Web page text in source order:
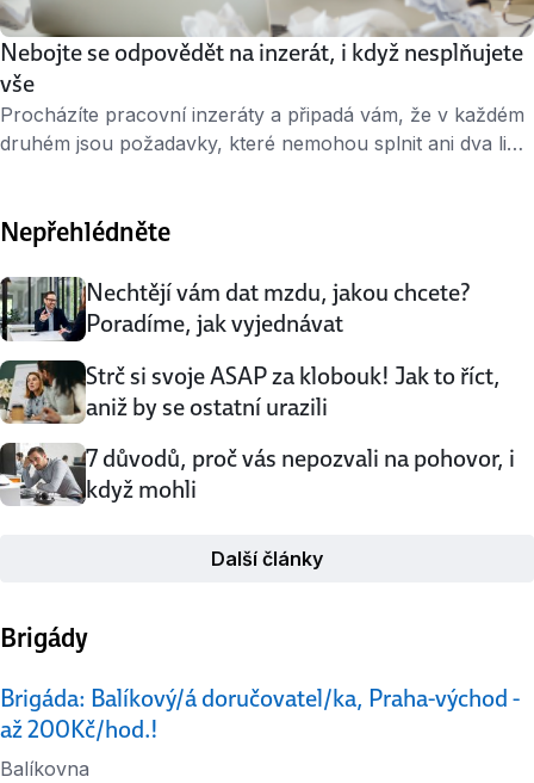
Nebojte se odpovědět na inzerát, i když nesplňujete
vše
Procházíte pracovní inzeráty a připadá vám, že v každém
druhém jsou požadavky, které nemohou splnit ani dva lidé
zvládnutí deseti programů? Po přečtení takového inzerátu
rozhodnout a …
Nepřehlédněte
Nechtějí vám dat mzdu, jakou chcete?
Poradíme, jak vyjednávat
Strč si svoje ASAP za klobouk! Jak to říct,
aniž by se ostatní urazili
7 důvodů, proč vás nepozvali na pohovor, i
když mohli
Další články
Brigády
Brigáda: Balíkový/á doručovatel/ka, Praha-východ -
až 200Kč/hod.!
Balíkovna